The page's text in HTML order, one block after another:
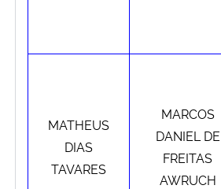
MATHEUS
DIAS
TAVARES
MARCOS
DANIEL DE
FREITAS
AWRUCH